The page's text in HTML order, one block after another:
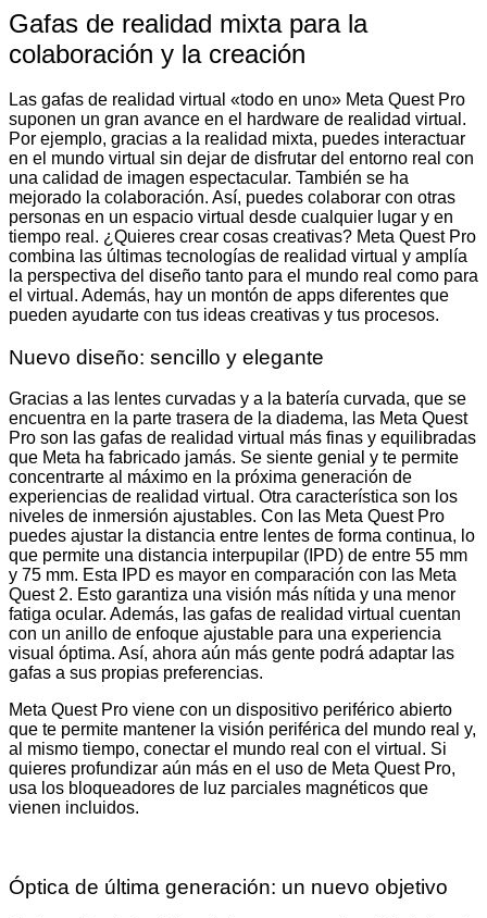
Gafas de realidad mixta para la
colaboración y la creación
Las gafas de realidad virtual «todo en uno» Meta Quest Pro
suponen un gran avance en el hardware de realidad virtual.
Por ejemplo, gracias a la realidad mixta, puedes interactuar
en el mundo virtual sin dejar de disfrutar del entorno real con
una calidad de imagen espectacular. También se ha
mejorado la colaboración. Así, puedes colaborar con otras
personas en un espacio virtual desde cualquier lugar y en
tiempo real. ¿Quieres crear cosas creativas? Meta Quest Pro
combina las últimas tecnologías de realidad virtual y amplía
la perspectiva del diseño tanto para el mundo real como para
el virtual. Además, hay un montón de apps diferentes que
pueden ayudarte con tus ideas creativas y tus procesos.
Nuevo diseño: sencillo y elegante
Gracias a las lentes curvadas y a la batería curvada, que se
encuentra en la parte trasera de la diadema, las Meta Quest
Pro son las gafas de realidad virtual más finas y equilibradas
que Meta ha fabricado jamás. Se siente genial y te permite
concentrarte al máximo en la próxima generación de
experiencias de realidad virtual. Otra característica son los
niveles de inmersión ajustables. Con las Meta Quest Pro
puedes ajustar la distancia entre lentes de forma continua, lo
que permite una distancia interpupilar (IPD) de entre 55 mm
y 75 mm. Esta IPD es mayor en comparación con las Meta
Quest 2. Esto garantiza una visión más nítida y una menor
fatiga ocular. Además, las gafas de realidad virtual cuentan
con un anillo de enfoque ajustable para una experiencia
visual óptima. Así, ahora aún más gente podrá adaptar las
gafas a sus propias preferencias.
Meta Quest Pro viene con un dispositivo periférico abierto
que te permite mantener la visión periférica del mundo real y,
al mismo tiempo, conectar el mundo real con el virtual. Si
quieres profundizar aún más en el uso de Meta Quest Pro,
usa los bloqueadores de luz parciales magnéticos que
vienen incluidos.
Óptica de última generación: un nuevo objetivo